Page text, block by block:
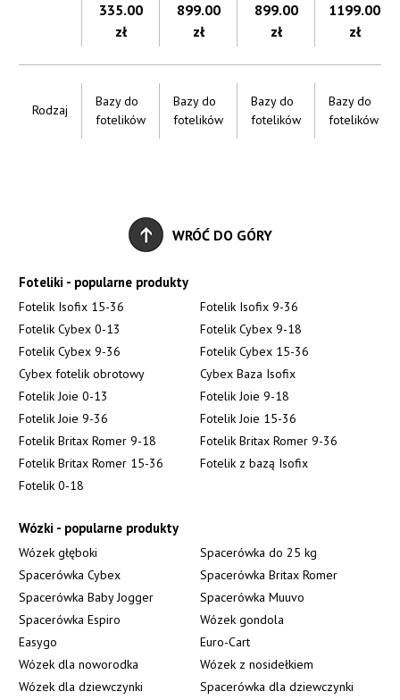
335.00
zł
899.00
zł
899.00
zł
1199.00
zł
Rodzaj
Bazy do
fotelików
Bazy do
fotelików
Bazy do
fotelików
Bazy do
fotelików
WRÓĆ DO GÓRY
Foteliki - popularne produkty
Fotelik Isofix 15-36
Fotelik Isofix 9-36
Fotelik Cybex 0-13
Fotelik Cybex 9-18
Fotelik Cybex 9-36
Fotelik Cybex 15-36
Cybex fotelik obrotowy
Cybex Baza Isofix
Fotelik Joie 0-13
Fotelik Joie 9-18
Fotelik Joie 9-36
Fotelik Joie 15-36
Fotelik Britax Romer 9-18
Fotelik Britax Romer 9-36
Fotelik Britax Romer 15-36
Fotelik z bazą Isofix
Fotelik 0-18
Wózki - popularne produkty
Wózek głęboki
Spacerówka do 25 kg
Spacerówka Cybex
Spacerówka Britax Romer
Spacerówka Baby Jogger
Spacerówka Muuvo
Spacerówka Espiro
Wózek gondola
Easygo
Euro-Cart
Wózek dla noworodka
Wózek z nosidełkiem
Wózek dla dziewczynki
Spacerówka dla dziewczynki